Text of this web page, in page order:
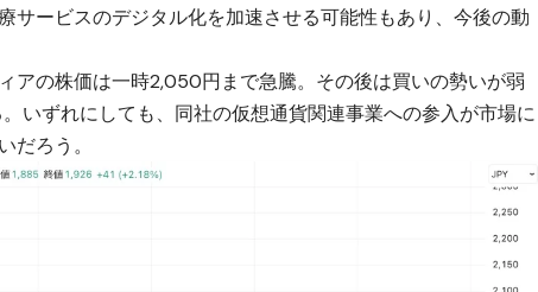
サービスのデジタル化を加速させる可能性もあり、今後の動
アの株価は一時2,050円まで急騰。その後は買いの勢いが弱
いずれにしても、同社の仮想通貨関連事業への参入が市場に
だろう。